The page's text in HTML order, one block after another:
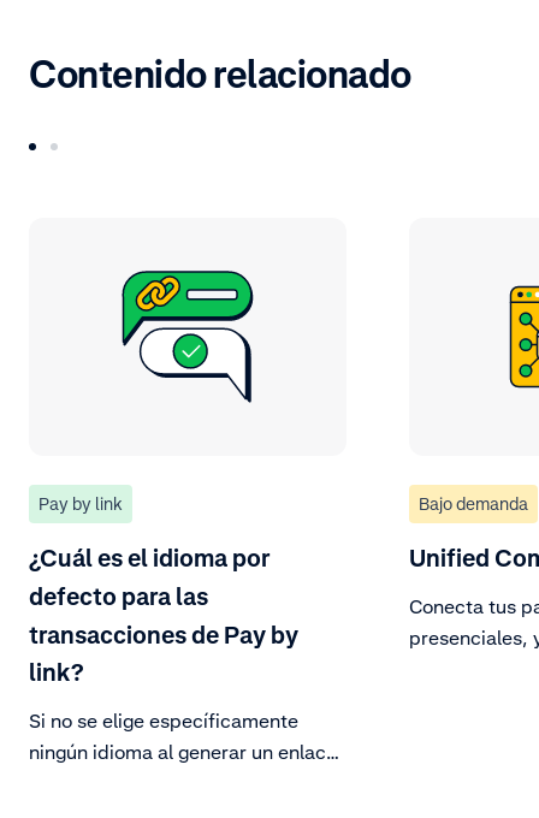
Contenido relacionado
Pay by link
¿Cuál es el idioma por
defecto para las
transacciones de Pay by
link?
Si no se elige específicamente
ningún idioma al generar un enlace
Bajo demanda
Unified
Conecta tus
presenciales,